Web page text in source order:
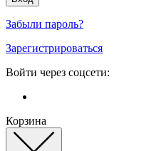
Забыли пароль?
Зарегистрироваться
Войти через соцсети:
Корзина